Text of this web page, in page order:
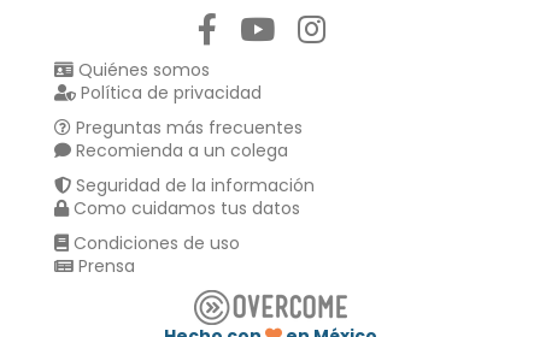
Quiénes somos
Política de privacidad
Preguntas más frecuentes
Recomienda a un colega
Seguridad de la información
Como cuidamos tus datos
Condiciones de uso
Prensa